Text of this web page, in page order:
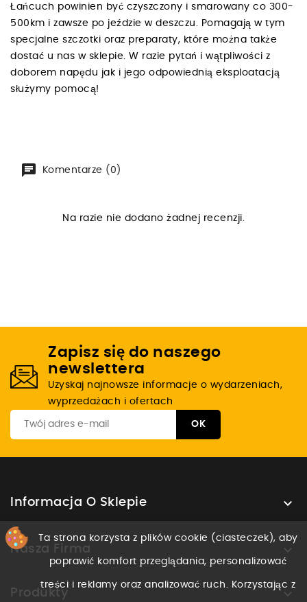
Łańcuch powinien być czyszczony i smarowany co 300-
500km i zawsze po jeździe w deszczu. Pomagają w tym
specjalne szczotki oraz preparaty, które można także
dostać u nas w sklepie. W razie pytań i wątpliwości z
doborem napędu jak i jego odpowiednią eksploatacją
służymy pomocą!
Komentarze (0)
Na razie nie dodano żadnej recenzji.
Zapisz się do naszego
newslettera
Uzyskaj najnowsze informacje o wydarzeniach,
wyprzedażach i ofertach
Informacja O Sklepie 
Nasza Firma 
Produkty 
Ta strona korzysta z plików cookie (ciasteczek), aby
poprawić komfort przeglądania, personalizować
treści i reklamy oraz analizować ruch. Korzystając z